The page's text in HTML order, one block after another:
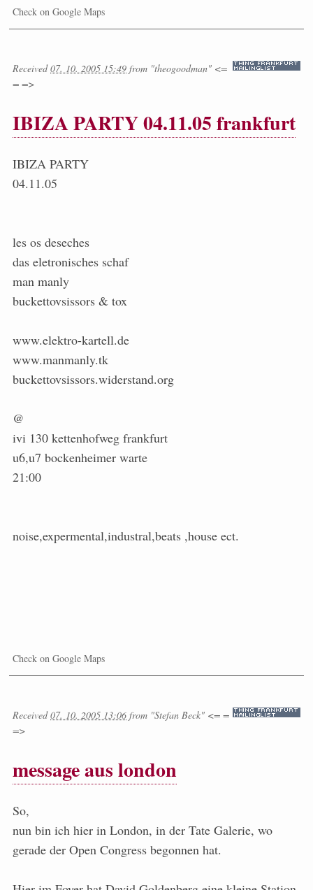
Check on Google Maps
Received07. 10. 2005 15:49 from "theogoodman" <=
= =>
IBIZA PARTY 04.11.05 frankfurt
IBIZA PARTY
04.11.05
les os deseches
das eletronisches schaf
man manly
buckettovsissors & tox
www.elektro-kartell.de
www.manmanly.tk
buckettovsissors.widerstand.org
@
ivi 130 kettenhofweg frankfurt
u6,u7 bockenheimer warte
21:00
noise,expermental,industral,beats ,house ect.
Check on Google Maps
Received07. 10. 2005 13:06 from "Stefan Beck" <= =
=>
message aus london
So,
nun bin ich hier in London, in der Tate Galerie, wo
gerade der Open Congress begonnen hat.